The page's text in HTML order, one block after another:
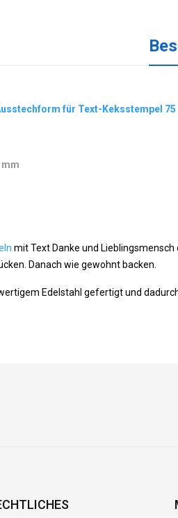
für Text-Keksstempel 75
mit Text Danke und
Danach wie gewohnt backen.
Edelstahl gefertigt und